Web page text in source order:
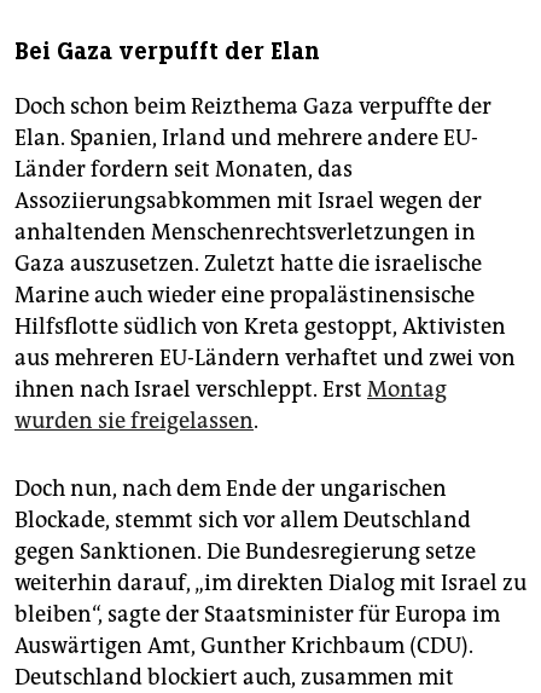
Bei Gaza verpufft der Elan
Doch schon beim Reizthema Gaza verpuffte der
Elan. Spanien, Irland und mehrere andere EU-
Länder fordern seit Monaten, das
Assoziierungsabkommen mit Israel wegen der
anhaltenden Menschenrechtsverletzungen in
Gaza auszusetzen. Zuletzt hatte die israelische
Marine auch wieder eine propalästinensische
Hilfsflotte südlich von Kreta gestoppt, Aktivisten
aus mehreren EU-Ländern verhaftet und zwei von
ihnen nach Israel verschleppt. Erst Montag
wurden sie freigelassen.
Doch nun, nach dem Ende der ungarischen
Blockade, stemmt sich vor allem Deutschland
gegen Sanktionen. Die Bundesregierung setze
weiterhin darauf, „im direkten Dialog mit Israel zu
bleiben“, sagte der Staatsminister für Europa im
Auswärtigen Amt, Gunther Krichbaum (CDU).
Deutschland blockiert auch, zusammen mit